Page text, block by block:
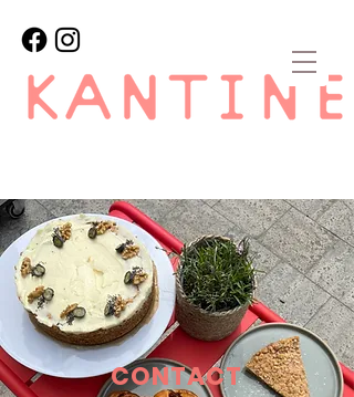
CONTACT